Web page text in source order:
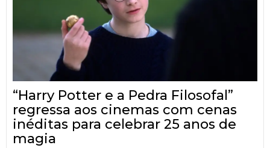
“Harry Potter e a Pedra Filosofal”
regressa aos cinemas com cenas
inéditas para celebrar 25 anos de
magia